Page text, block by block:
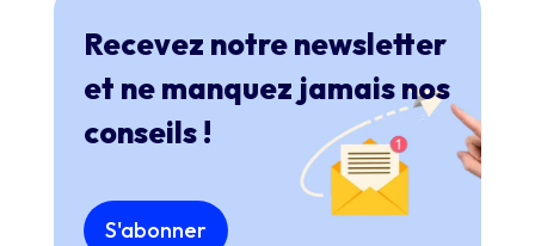
Recevez notre newsletter
et ne manquez jamais nos
conseils !
S'abonner